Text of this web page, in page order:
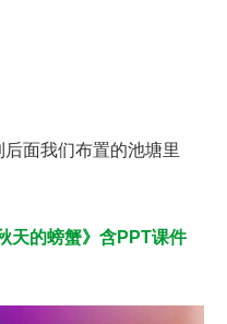
面我们布置的池塘里
天的螃蟹》含PPT课件